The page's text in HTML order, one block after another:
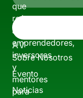
que
reúne
a
emprendedores,
inversores
y
mentores
para
AV
Sobre Nosotros
Evento
Noticias